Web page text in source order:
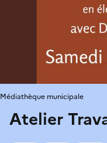
Atelier
Médiathèque municipale